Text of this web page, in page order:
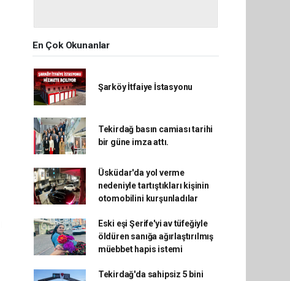
En Çok Okunanlar
Şarköy İtfaiye İstasyonu
Tekirdağ basın camiası tarihi
bir güne imza attı.
Üsküdar'da yol verme
nedeniyle tartıştıkları kişinin
otomobilini kurşunladılar
Eski eşi Şerife'yi av tüfeğiyle
öldüren sanığa ağırlaştırılmış
müebbet hapis istemi
Tekirdağ'da sahipsiz 5 bini